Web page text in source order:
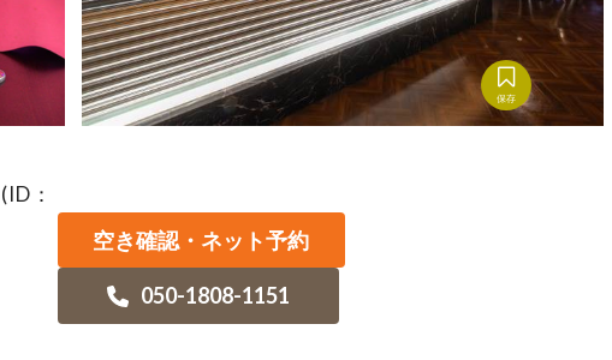
保存
(ID：
空き確認・ネット予約
050-1808-1151